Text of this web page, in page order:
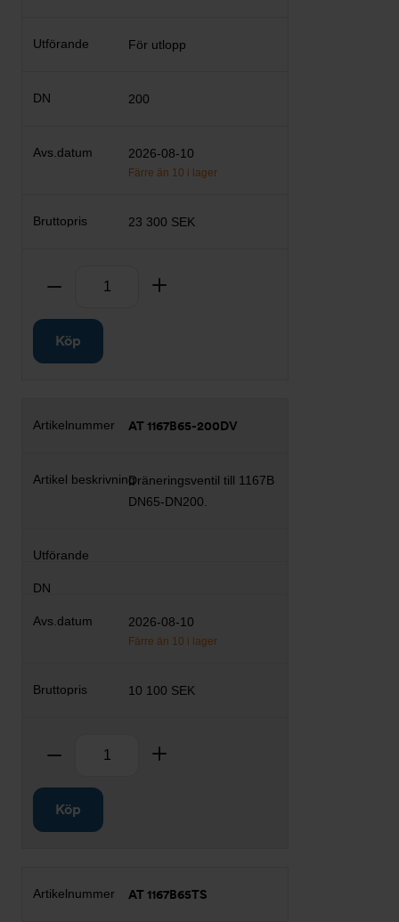
För utlopp
200
2026-08-10
Färre än 10 i lager
23 300 SEK
Ta bort
Köp
AT 1167B65-200DV
Dräneringsventil till 1167B
DN65-DN200.
2026-08-10
Färre än 10 i lager
10 100 SEK
Ta bort
Köp
AT 1167B65TS